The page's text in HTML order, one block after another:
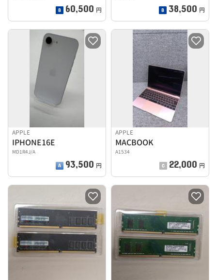
60,500 円 38,500 円
APPLE
IPHONE16E
MD1R4J/A
93,500 円
APPLE
MACBOOK
A1534
22,000 円